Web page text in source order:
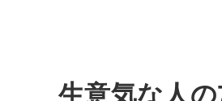
生意気な人